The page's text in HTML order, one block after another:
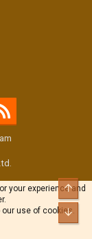
your experience and
use of cookies.
Top